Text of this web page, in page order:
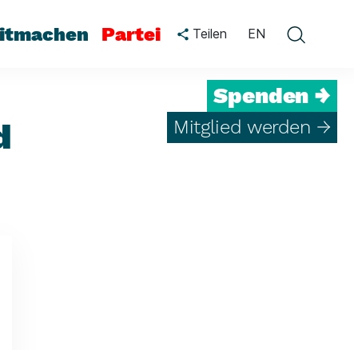
Partei Teilen EN
Spenden →
Mitglied werden →